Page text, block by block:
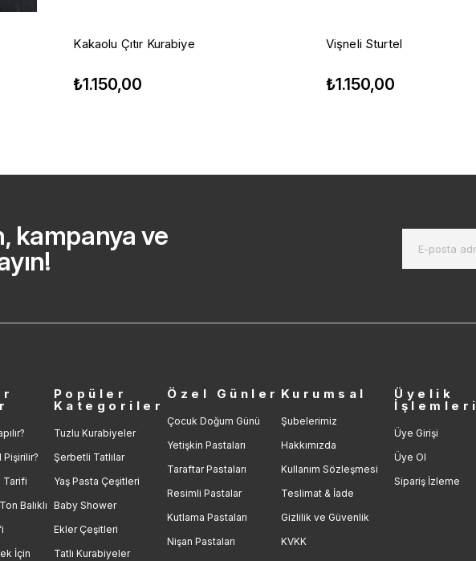
Kakaolu Çıtır Kurabiye
₺1.150,00
Vişneli Sturtel
₺1.150,00
kampanya ve
Pişirilir?
Tarifi
Balıklı
İçin
Popüler
Kategoriler
Tuzlu Kurabiyeler
Şerbetli Tatlılar
Yaş Pasta Çeşitleri
Baby Shower
Ekler Çeşitleri
Tatlı Kurabiyeler
Özel Günler
Çocuk Doğum Günü
Yetişkin Pastaları
Taraftar Pastaları
Resimli Pastalar
Kutlama Pastaları
Nişan Pastaları
Kurumsal
Şubelerimiz
Hakkımızda
Kullanım Sözleşmesi
Teslimat & İade
Gizlilik ve Güvenlik
KVKK
Üyelik
İşlemleri
Üye Girişi
Üye Ol
Sipariş İzleme